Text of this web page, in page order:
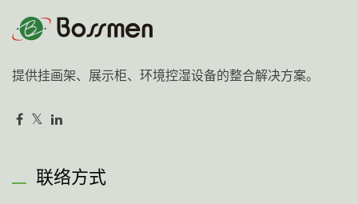
提供挂画架、展示柜、环境控湿设备的整合解决方案。
联络方式